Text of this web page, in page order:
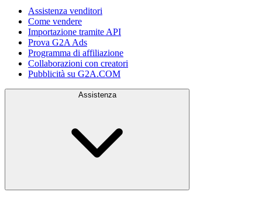
Assistenza venditori
Come vendere
Importazione tramite API
Prova G2A Ads
Programma di affiliazione
Collaborazioni con creatori
Pubblicità su G2A.COM
Assistenza